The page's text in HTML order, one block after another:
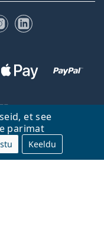
et see
parimat
Keeldu
Instagram
LinkedIn
üles
s.r.o., Tšehhi